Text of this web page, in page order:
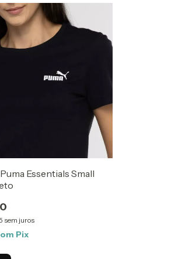
Essentials Small
sem juros
Pix